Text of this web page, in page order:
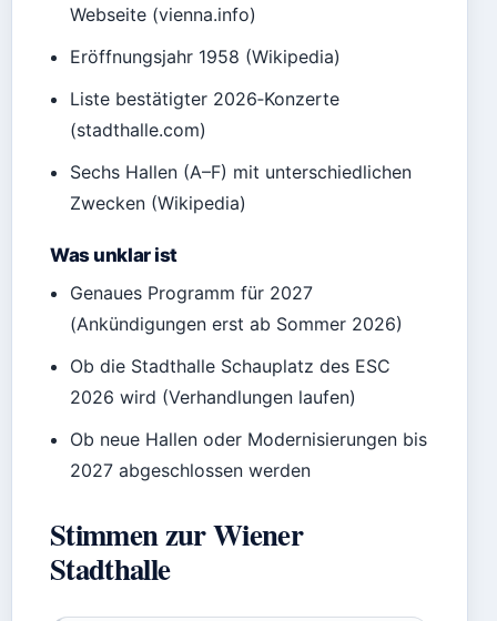
Webseite (vienna.info)
Eröffnungsjahr 1958 (Wikipedia)
Liste bestätigter 2026‑Konzerte
(stadthalle.com)
Sechs Hallen (A–F) mit unterschiedlichen
Zwecken (Wikipedia)
Was unklar ist
Genaues Programm für 2027
(Ankündigungen erst ab Sommer 2026)
Ob die Stadthalle Schauplatz des ESC
2026 wird (Verhandlungen laufen)
Ob neue Hallen oder Modernisierungen bis
2027 abgeschlossen werden
Stimmen zur Wiener
Stadthalle